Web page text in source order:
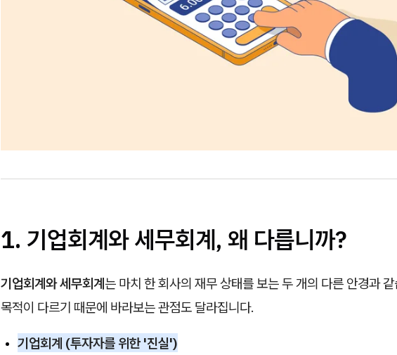
1. 기업회계와 세무회계, 왜 다릅니까?
기업회계와 세무회계는 마치 한 회사의 재무 상태를 보는 두 개의 다른 안경과
목적이 다르기 때문에 바라보는 관점도 달라집니다.
기업회계 (투자자를 위한 '진실')